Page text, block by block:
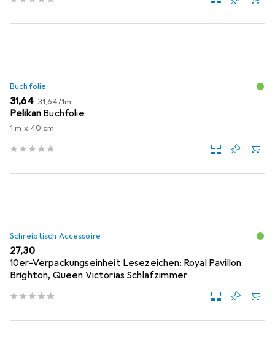
Buchfolie
EUR
31,64 EUR
31,64/1m
Pelikan Buchfolie
1 m x 40 cm
Schreibtisch Accessoire
EUR
27,30
10er-Verpackungseinheit Lesezeichen: Royal Pavillon
Brighton, Queen Victorias Schlafzimmer